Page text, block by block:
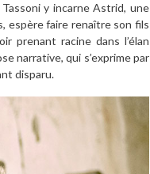
y incarne Astrid, une
espère faire renaître son fils
prenant racine dans l’élan
narrative, qui s’exprime par
disparu.